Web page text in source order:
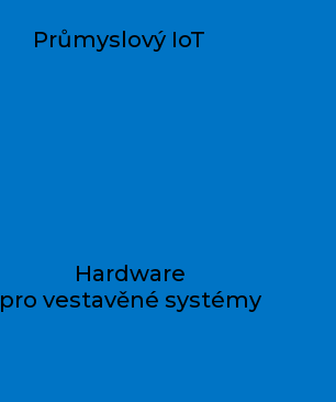
Průmyslový IoT
Hardware
pro vestavěné systémy